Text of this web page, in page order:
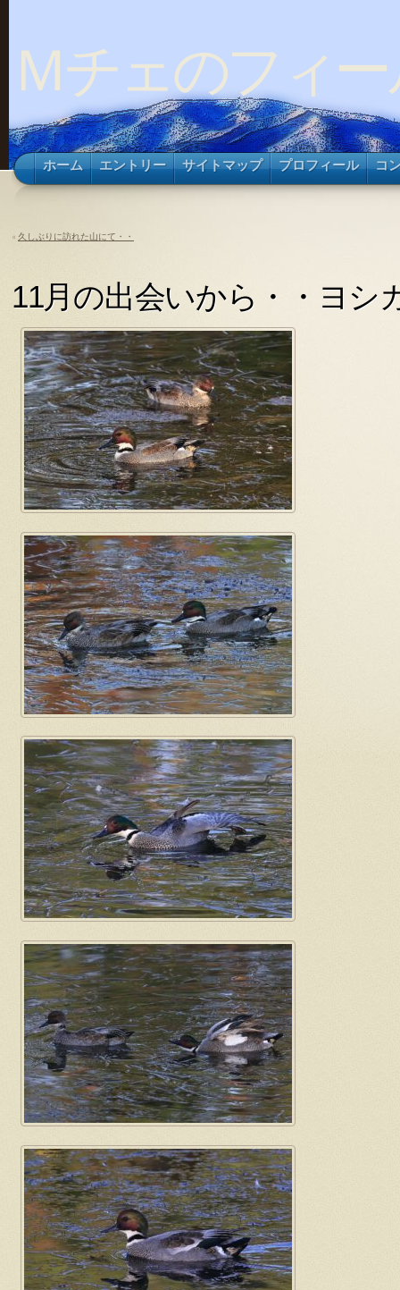
Ｍチェのフィ
ホーム エントリー サイトマップ プロフィール コ
« 久しぶりに訪れた山にて・・
11月の出会いから・・ヨシ